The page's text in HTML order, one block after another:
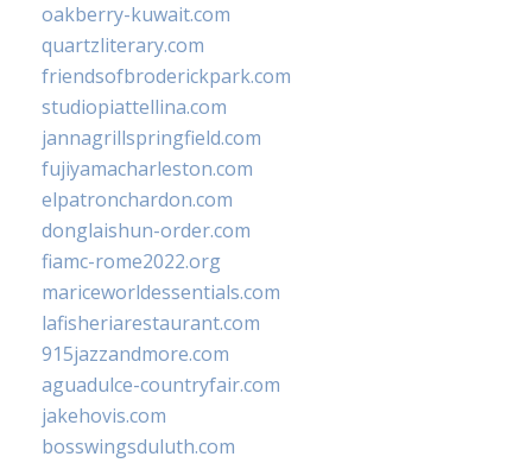
oakberry-kuwait.com
quartzliterary.com
friendsofbroderickpark.com
studiopiattellina.com
jannagrillspringfield.com
fujiyamacharleston.com
elpatronchardon.com
donglaishun-order.com
fiamc-rome2022.org
mariceworldessentials.com
lafisheriarestaurant.com
915jazzandmore.com
aguadulce-countryfair.com
jakehovis.com
bosswingsduluth.com